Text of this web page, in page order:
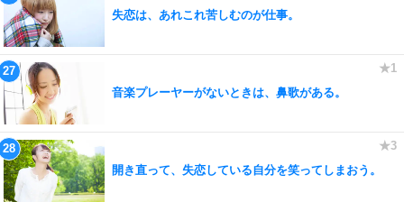
失恋は、あれこれ苦しむのが仕事。
音楽プレーヤーがないときは、鼻歌がある。
開き直って、失恋している自分を笑ってしまおう。